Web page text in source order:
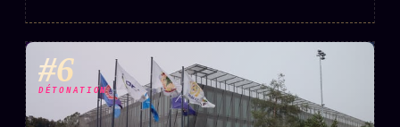
#6
DÉTONATION